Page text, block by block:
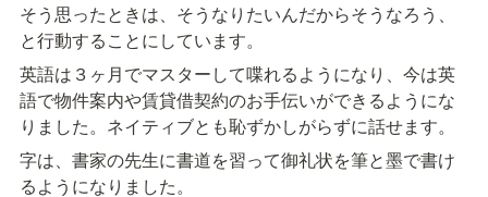
そう思ったときは、そうなりたいんだからそうなろう、
と行動することにしています。
英語は３ヶ月でマスターして喋れるようになり、今は英
語で物件案内や賃貸借契約のお手伝いができるようにな
りました。ネイティブとも恥ずかしがらずに話せます。
字は、書家の先生に書道を習って御礼状を筆と墨で書け
るようになりました。